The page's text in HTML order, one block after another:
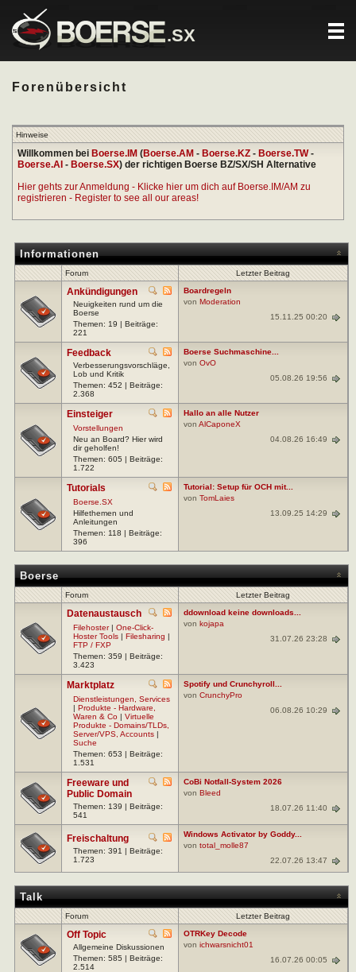
.SX
Forenübersicht
Hinweise
Willkommen bei Boerse.IM (Boerse.AM - Boerse.KZ - Boerse.TW-
Boerse.AI - Boerse.SX) der richtigen Boerse BZ/SX/SH Alternative
Hier gehts zur Anmeldung - Klicke hier um dich auf Boerse.IM/AM zu
registrieren - Register to see all our areas!
Informationen
Forum Letzter Beitrag
Ankündigungen
Neuigkeiten rund um die
Boerse
Themen: 19 | Beiträge:
221
Boardregeln
von Moderation
15.11.25 00:20
Feedback
Verbesserungsvorschläge,
Lob und Kritik
Themen: 452 | Beiträge:
2.368
Boerse Suchmaschine...
von OvO
05.08.26 19:56
Einsteiger
Vorstellungen
Neu an Board? Hier wird
dir geholfen!
Themen: 605 | Beiträge:
1.722
Hallo an alle Nutzer
von AlCaponeX
04.08.26 16:49
Tutorials
Boerse.SX
Hilfethemen und
Anleitungen
Themen: 118 | Beiträge:
396
Tutorial: Setup für OCH mit...
von TomLaies
13.09.25 14:29
Boerse
Forum Letzter Beitrag
Datenaustausch
Filehoster| One-Click-
Hoster Tools | Filesharing |
FTP / FXP
Themen: 359 | Beiträge:
3.423
ddownload keine downloads...
von kojapa
31.07.26 23:28
Marktplatz
Dienstleistungen, Services
| Produkte - Hardware,
Waren & Co | Virtuelle
Produkte - Domains/TLDs,
Server/VPS, Accounts |
Suche
Themen: 653 | Beiträge:
1.531
Spotify und Crunchyroll...
von CrunchyPro
06.08.26 10:29
Freeware und
Public Domain
Themen: 139 | Beiträge:
541
CoBi Notfall-System 2026
von Bleed
18.07.26 11:40
Freischaltung
Themen: 391 | Beiträge:
1.723
Windows Activator by Goddy...
von total_molle87
22.07.26 13:47
Talk
Forum Letzter Beitrag
Off Topic
Allgemeine Diskussionen
Themen: 585 | Beiträge:
2.514
OTRKey Decode
von ichwarsnicht01
16.07.26 00:05